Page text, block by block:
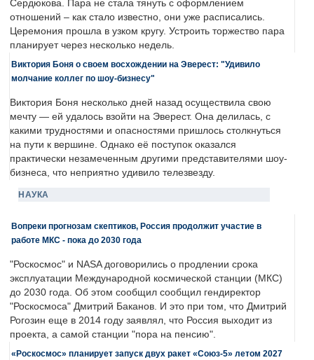
Сердюкова. Пара не стала тянуть с оформлением
отношений – как стало известно, они уже расписались.
Церемония прошла в узком кругу. Устроить торжество пара
планирует через несколько недель.
Виктория Боня о своем восхождении на Эверест: "Удивило
молчание коллег по шоу-бизнесу"
Виктория Боня несколько дней назад осуществила свою
мечту — ей удалось взойти на Эверест. Она делилась, с
какими трудностями и опасностями пришлось столкнуться
на пути к вершине. Однако её поступок оказался
практически незамеченным другими представителями шоу-
бизнеса, что неприятно удивило телезвезду.
НАУКА
Вопреки прогнозам скептиков, Россия продолжит участие в
работе МКС - пока до 2030 года
"Роскосмос" и NASA договорились о продлении срока
эксплуатации Международной космической станции (МКС)
до 2030 года. Об этом сообщил сообщил гендиректор
"Роскосмоса" Дмитрий Баканов. И это при том, что Дмитрий
Рогозин еще в 2014 году заявлял, что Россия выходит из
проекта, а самой станции "пора на пенсию".
«Роскосмос» планирует запуск двух ракет «Союз-5» летом 2027